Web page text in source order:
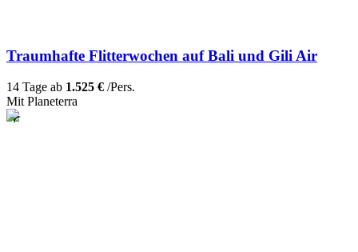
Traumhafte Flitterwochen auf Bali und Gili Air
14 Tage ab 1.525 € /Pers.
Mit Planeterra